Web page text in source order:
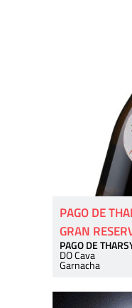
PAGO DE
GRAN
PAGO DE
DO Cava
Garnacha